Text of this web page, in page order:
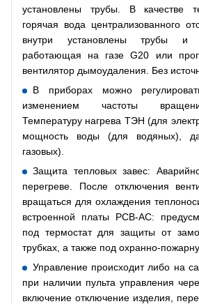
установлены трубы. В качестве
горячая вода централизованного
внутри установлены трубы и
работающая на газе G20 или
вентилятор дымоудаления. Без
В приборах можно
изменением частоты
Температуру нагрева ТЭН (для
мощность воды (для водяных),
газовых).
Защита тепловых завес:
перегреве. После отключения
вращаться для охлаждения
встроенной платы РСВ-АС:
под термостат для защиты от
трубках, а также под охранно-
Управление происходит либо на
при наличии пульта управления
включение отключение изделия,